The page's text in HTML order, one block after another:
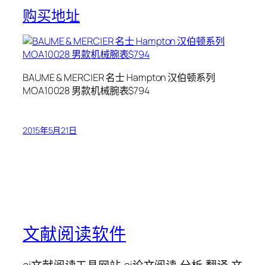
购买地址
BAUME & MERCIER 名士 Hampton 汉伯顿系列
MOA10028 男款机械腕表$794
2015年5月21日
文献阅读软件